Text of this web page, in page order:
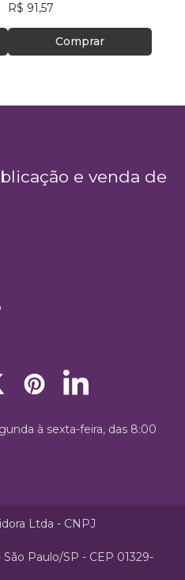
R$ 91,57
Comprar
e venda de
à sexta-feira, das 8:00
Ltda - CNPJ
Paulo/SP - CEP 01329-